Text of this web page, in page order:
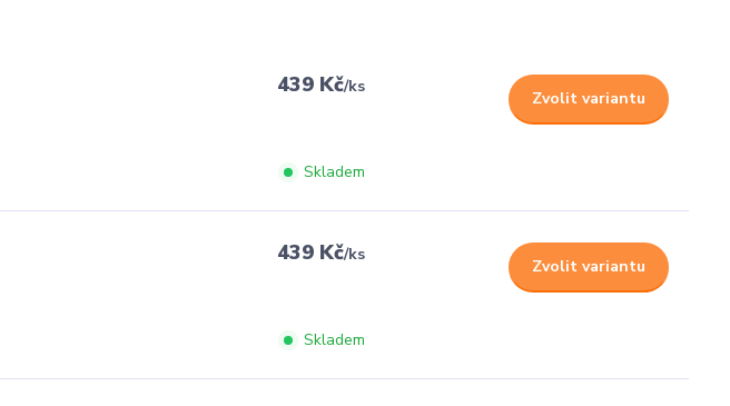
439 Kč/ks
Skladem
Zvolit variantu
439 Kč/ks
Skladem
Zvolit variantu